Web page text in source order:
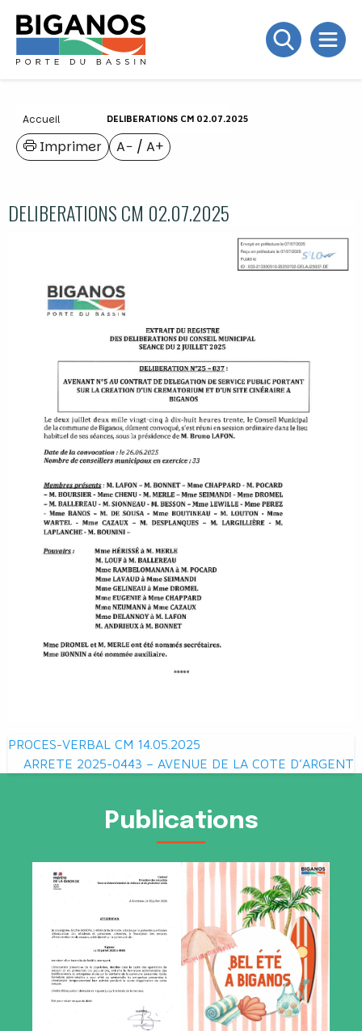
Accueil DELIBERATIONS CM 02.07.2025
A− / A+
Imprimer
DELIBERATIONS CM 02.07.2025
Navigation
de
PROCES-VERBAL CM 14.05.2025
ARRETE 2025-0443 – AVENUE DE LA COTE D’ARGENT
Publications